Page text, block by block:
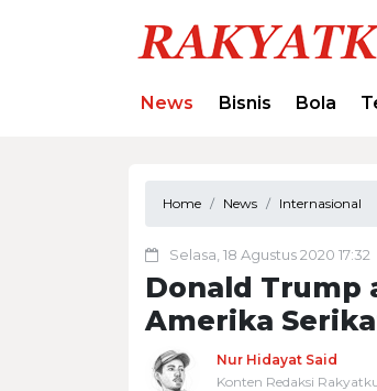
News Bisnis Bola
Home News Internasional
Selasa, 18 Agustus 2020 17:32
Donald Trump
Amerika
Nur Hidayat Said
Konten Redaksi